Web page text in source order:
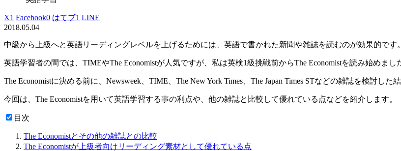
X1 Facebook0 はてブ1 LINE
2018.05.04
中級から上級へと英語リーディングレベルを上げるためには、英語で書かれた新聞や雑誌を読むのが効果的です。
英語学習者の間では、TIMEやThe Economistが人気ですが、私は英検1級挑戦前からThe Economistを読み始めまし
The Economistに決める前に、Newsweek、TIME、The New York Times、The Japan Times STなどの雑誌を検討した
今回は、The Economistを用いて英語学習する事の利点や、他の雑誌と比較して優れている点などを紹介します。
目次
The Economistとその他の雑誌との比較
The Economistが上級者向けリーディング素材として優れている点